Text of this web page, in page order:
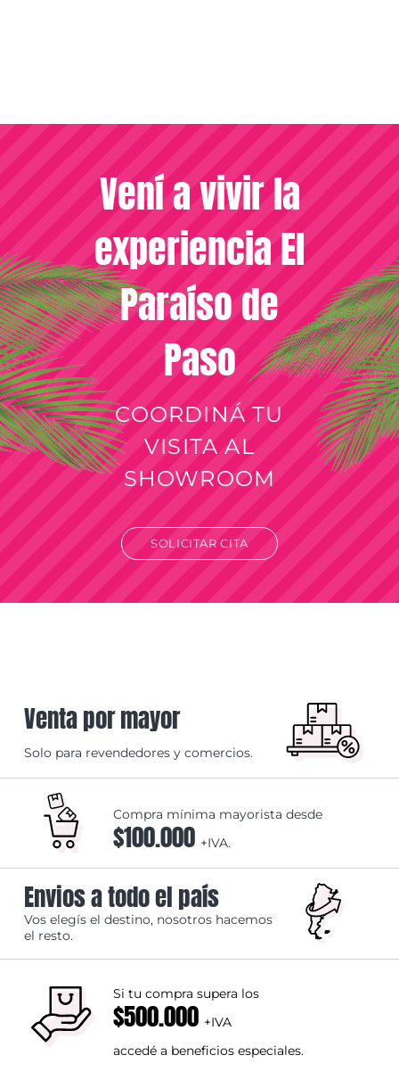
Vení a vivir la
experiencia El
Paraíso de
Paso
COORDINÁ TU
VISITA AL
SHOWROOM
SOLICITAR CITA
Venta por mayor
Solo para revendedores y comercios.
Compra mínima mayorista desde
$100.000 +IVA.
Envios a todo el país
Vos elegís el destino, nosotros hacemos
el resto.
Si tu compra supera los
$500.000 +IVA
accedé a beneficios especiales.